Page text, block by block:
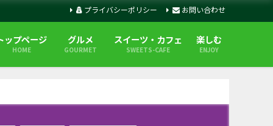
プライバシーポリシー お問い合わせ
ップページ
HOME
グルメ
GOURMET
スイーツ・カフェ
SWEETS-CAFE
楽しむ
ENJOY